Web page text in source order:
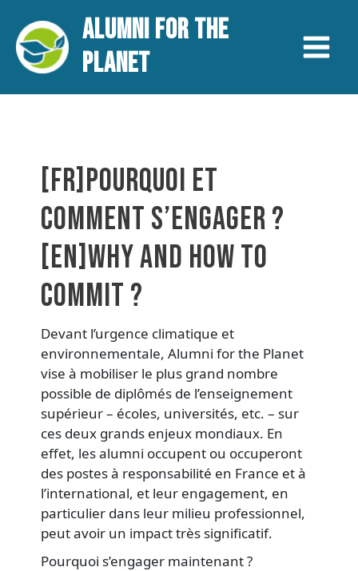
contenu
ALUMNI FOR THE
PLANET
Menu
[FR]POURQUOI ET
COMMENT S’ENGAGER ?
[EN]WHY AND HOW TO
COMMIT ?
Devant l’urgence climatique et
environnementale, Alumni for the Planet
vise à mobiliser le plus grand nombre
possible de diplômés de l’enseignement
supérieur – écoles, universités, etc. – sur
ces deux grands enjeux mondiaux. En
effet, les alumni occupent ou occuperont
des postes à responsabilité en France et à
l’international, et leur engagement, en
particulier dans leur milieu professionnel,
peut avoir un impact très significatif.
Pourquoi s’engager maintenant ?